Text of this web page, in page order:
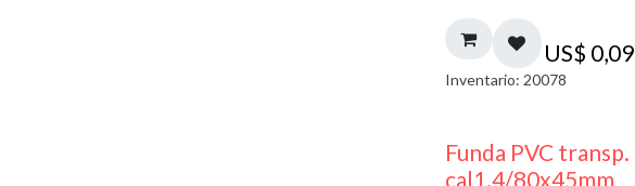
US$ 0,09
Inventario: 20078
Funda PVC transp.
cal1.4/80x45mm